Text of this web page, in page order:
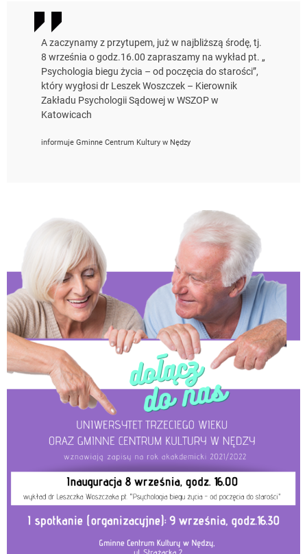
A zaczynamy z przytupem, już w najbliższą środę, tj.
8 września o godz.16.00 zapraszamy na wykład pt. „
Psychologia biegu życia – od poczęcia do starości”,
który wygłosi dr Leszek Woszczek – Kierownik
Zakładu Psychologii Sądowej w WSZOP w
Katowicach
informuje Gminne Centrum Kultury w Nędzy